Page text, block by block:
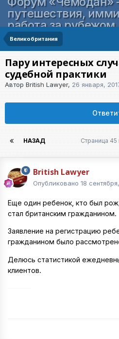
путешествия,
работа за рубежом
Великобритания
Пару интересных
судебной практики
Автор British Lawyer, 26 января,
НАЗАД Страница 45
British Lawyer
Опубликовано 18
Еще один ребенок, кто был
стал британским гражданином.
Заявление на регистрацию
гражданином было
Делюсь статистикой
клиентов.